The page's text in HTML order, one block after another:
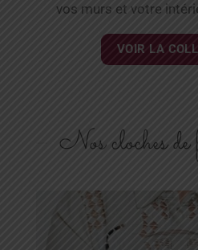
vos murs et votre
VOIR LA
Nos cloches de